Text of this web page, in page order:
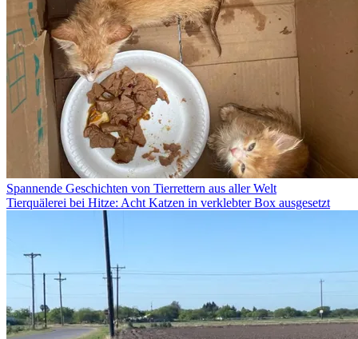
Spannende Geschichten von Tierrettern aus aller Welt
Tierquälerei bei Hitze: Acht Katzen in verklebter Box ausgesetzt